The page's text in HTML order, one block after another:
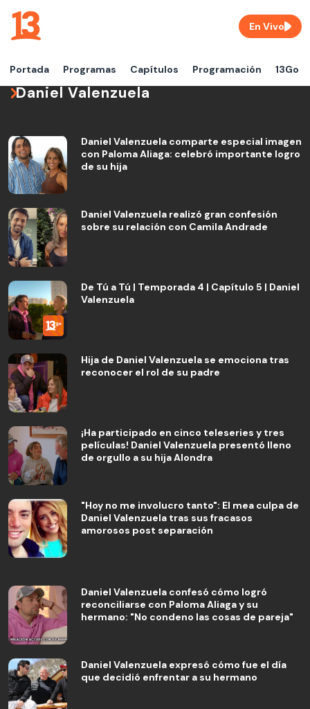
Portada Programas Capítulos Programación 13Go
En Vivo
Daniel Valenzuela
Daniel Valenzuela comparte especial imagen
con Paloma Aliaga: celebró importante logro
de su hija
Daniel Valenzuela realizó gran confesión
sobre su relación con Camila Andrade
De Tú a Tú | Temporada 4 | Capítulo 5 | Daniel
Valenzuela
Hija de Daniel Valenzuela se emociona tras
reconocer el rol de su padre
¡Ha participado en cinco teleseries y tres
películas! Daniel Valenzuela presentó lleno
de orgullo a su hija Alondra
"Hoy no me involucro tanto": El mea culpa de
Daniel Valenzuela tras sus fracasos
amorosos post separación
Daniel Valenzuela confesó cómo logró
reconciliarse con Paloma Aliaga y su
hermano: "No condeno las cosas de pareja"
Daniel Valenzuela expresó cómo fue el día
que decidió enfrentar a su hermano